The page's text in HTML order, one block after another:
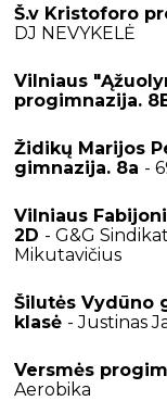
DJ NEVYKELĖ
Vilniaus
progimnazija.
Židikų Marijos
gimnazija. 8a -
Vilniaus
2D - G&G
Mikutavičius
Šilutės Vydūno
klasė - Justinas
Versmės
Aerobika